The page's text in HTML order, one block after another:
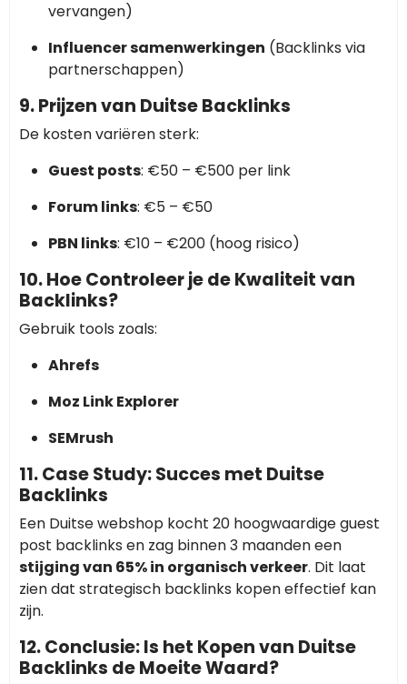
vervangen)
Influencer samenwerkingen (Backlinks via
partnerschappen)
9. Prijzen van Duitse Backlinks
De kosten variëren sterk:
Guest posts: €50 – €500 per link
Forum links: €5 – €50
PBN links: €10 – €200 (hoog risico)
10. Hoe Controleer je de Kwaliteit van
Backlinks?
Gebruik tools zoals:
Ahrefs
Moz Link Explorer
SEMrush
11. Case Study: Succes met Duitse
Backlinks
Een Duitse webshop kocht 20 hoogwaardige guest
post backlinks en zag binnen 3 maanden een
stijging van 65% in organisch verkeer. Dit laat
zien dat strategisch backlinks kopen effectief kan
zijn.
12. Conclusie: Is het Kopen van Duitse
Backlinks de Moeite Waard?